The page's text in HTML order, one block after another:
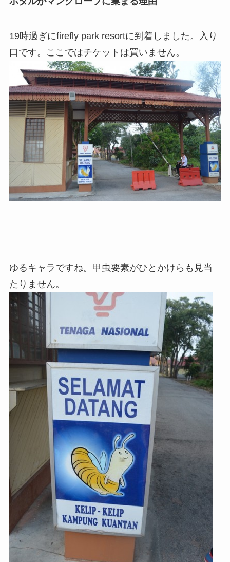
19時過ぎにfirefly park resortに到着しました。入り
口です。ここではチケットは買いません。
ゆるキャラですね。甲虫要素がひとかけらも見当
たりません。